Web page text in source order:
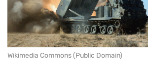
Wikimedia Commons (Public Domain)